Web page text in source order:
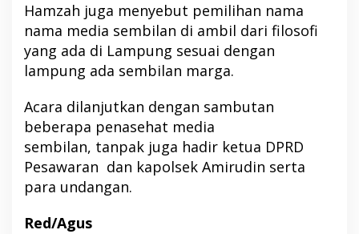
Hamzah juga menyebut pemilihan nama
nama media sembilan di ambil dari filosofi
yang ada di Lampung sesuai dengan
lampung ada sembilan marga.
Acara dilanjutkan dengan sambutan
beberapa penasehat media
sembilan, tanpak juga hadir ketua DPRD
Pesawaran dan kapolsek Amirudin serta
para undangan.
Red/Agus